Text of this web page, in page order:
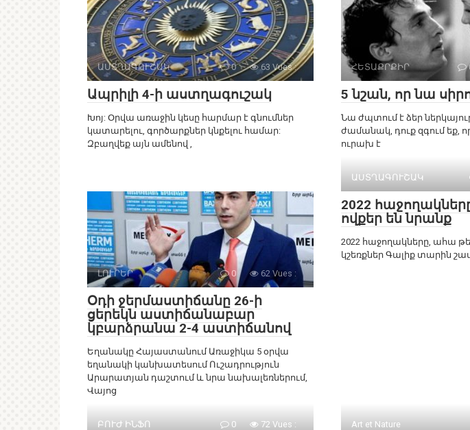
ԱՍՏՂԱԳՈՒՇԱԿ 0 63 Vues :
Ապրիլի 4-ի աստղագուշակ
Խոյ: Օրվա առաջին կեսը հարմար է գնումներ
կատարելու, գործարքներ կնքելու համար:
Զբաղվեք այն ամենով ,
ՀԵՏԱՔՐՔԻՐ
5 նշան, որ նա
Նա ժպտում է ձեր
ժամանակ, դուք զգում եք,
ուրախ է
ԼՈՒՐԵՐ 0 62 Vues :
Օդի ջերմաստիճանը 26-ի
ցերեկն աստիճանաբար
կբարձրանա 2-4 աստիճանով
Եղանակը Հայաստանում Առաջիկա 5 օրվա
եղանակի կանխատեսում Ուշադրություն
Արարատյան դաշտում և նրա նախալեռներում,
Վայոց
ԱՍՏՂԱԳՈՒՇԱԿ
2022
ովքեր են նրանք
2022 հաջողակները, ահա
կշեռքներ Գալիք տարին շատ
ԲՈՒԺ ԻՆՖՈ 0 72 Vues : Art et Nature